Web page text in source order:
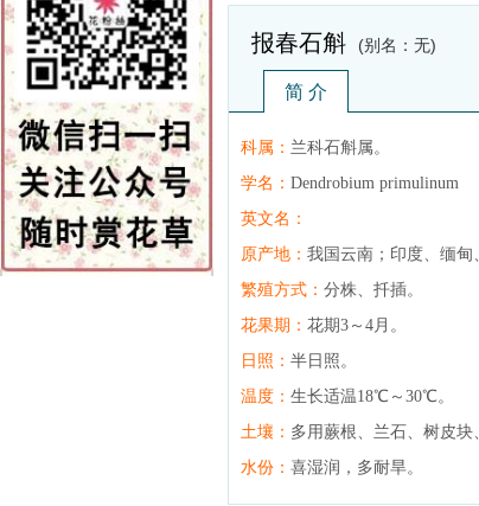
报春石斛 (别名：无)
简 介
科属： 兰科石斛属。
学名： Dendrobium primulinum
英文名：
原产地： 我国云南；印度、缅甸
繁殖方式： 分株、扦插。
花果期： 花期3～4月。
日照： 半日照。
温度： 生长适温18℃～30℃。
土壤： 多用蕨根、兰石、树皮块
水份： 喜湿润，多耐旱。